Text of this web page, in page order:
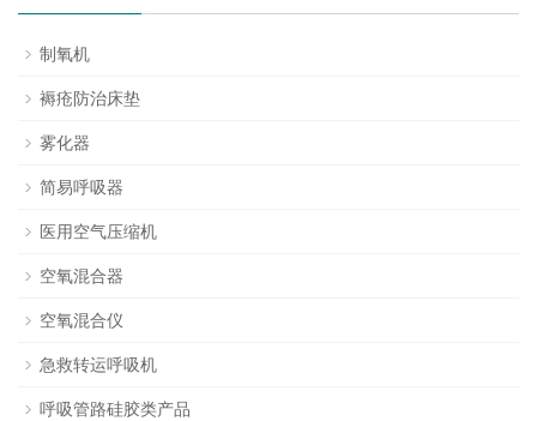
制氧机
褥疮防治床垫
雾化器
简易呼吸器
医用空气压缩机
空氧混合器
空氧混合仪
急救转运呼吸机
呼吸管路硅胶类产品